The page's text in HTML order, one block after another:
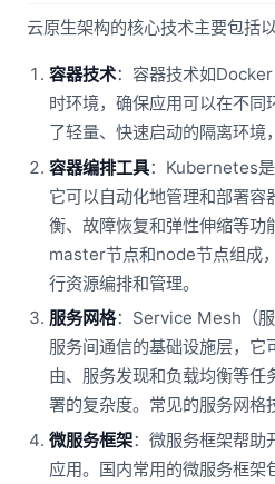
云原生架构的核心技术主要包括
容器技术：容器技术如
时环境，确保应用可以在不同
了轻量、快速启动的隔离环境
容器编排工具：Kubernetes是
它可以自动化地管理和部署容
衡、故障恢复和弹性伸缩等
master节点和node节点组成
行资源编排和管理。
服务网格：Service Mesh（
服务间通信的基础设施层，它
由、服务发现和负载均衡等任
署的复杂度。常见的服务网格
微服务框架：微服务框架帮助
应用。国内常用的微服务框架